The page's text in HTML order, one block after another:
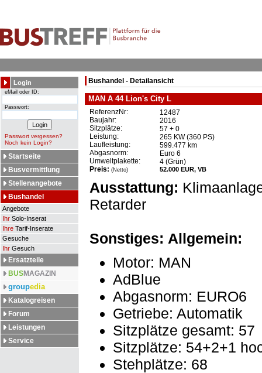
Login
eMail oder ID:
Passwort:
Passwort vergessen?
Noch kein Login?
Startseite
Busvermittlung
Stellenangebote
Bushandel
Angebote
Ihr Solo-Inserat
Ihre Tarif-Inserate
Gesuche
Ihr Gesuch
Ersatzteile
BUSMAGAZIN
groupedia
Katalogreisen
Forum
Leistungen
Service
Bushandel - Detailansicht
MAN A 44 Lion's City L
ReferenzNr:
Baujahr:
Sitzplätze:
Leistung:
Laufleistung:
Abgasnorm:
Umweltplakette:
Preis: (Netto)
12487
2016
57 + 0
265 KW (360 PS)
599.477 km
Euro 6
4 (Grün)
52.000 EUR, VB
Ausstattung:
Retarder
Sonstiges: Allgemein:
Motor: MAN
AdBlue
Abgasnorm: EURO6
Getriebe: Automatik
Sitzplätze gesamt: 57
Sitzplätze: 54+2+1
Stehplätze: 68